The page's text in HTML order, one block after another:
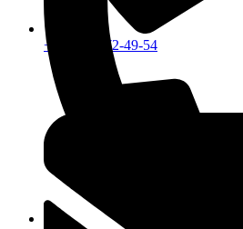
+7 (913) 672-49-54